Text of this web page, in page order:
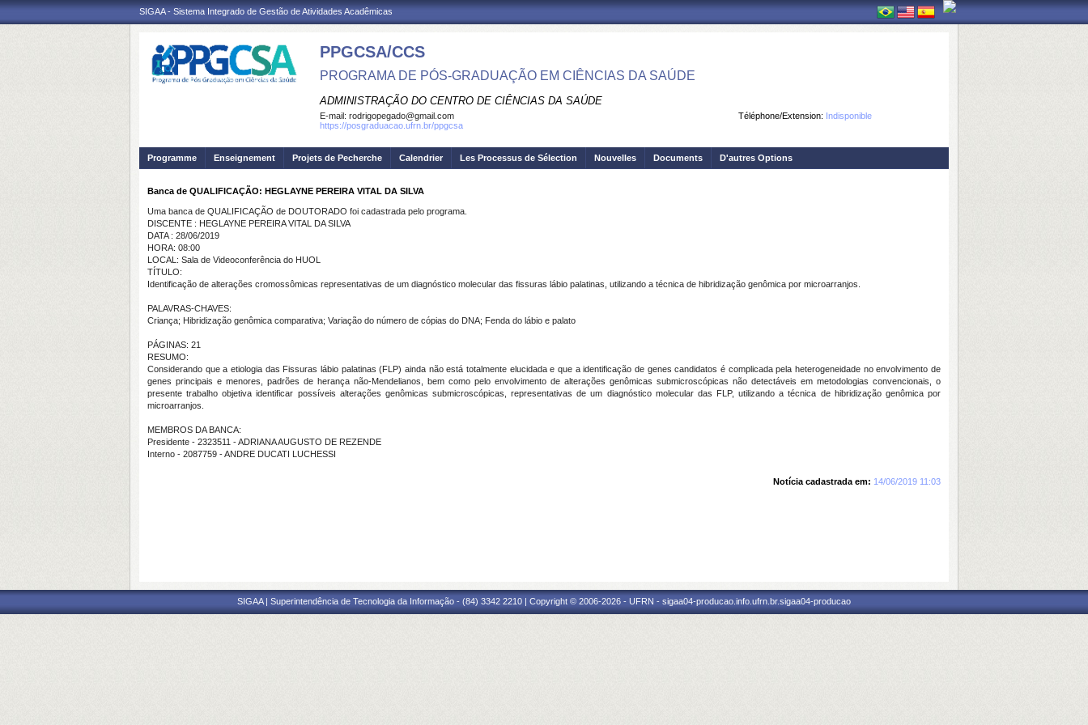
SIGAA - Sistema Integrado de Gestão de Atividades Acadêmicas
PPGCSA/CCS
PROGRAMA DE PÓS-GRADUAÇÃO EM CIÊNCIAS DA SAÚDE
ADMINISTRAÇÃO DO CENTRO DE CIÊNCIAS DA SAÚDE
Téléphone/Extension: Indisponible
E-mail: rodrigopegado@gmail.com
https://posgraduacao.ufrn.br/ppgcsa
Programme Enseignement Projets de Pecherche Calendrier Les Processus de Sélection Nouvelles Documents D'autres Options
Banca de QUALIFICAÇÃO: HEGLAYNE PEREIRA VITAL DA SILVA
Uma banca de QUALIFICAÇÃO de DOUTORADO foi cadastrada pelo programa.
DISCENTE : HEGLAYNE PEREIRA VITAL DA SILVA
DATA : 28/06/2019
HORA: 08:00
LOCAL: Sala de Videoconferência do HUOL
TÍTULO:
Identificação de alterações cromossômicas representativas de um diagnóstico molecular das fissuras lábio palatinas, utilizando a técnica de hibridização genômica por microarranjos.
PALAVRAS-CHAVES:
Criança; Hibridização genômica comparativa; Variação do número de cópias do DNA; Fenda do lábio e palato
PÁGINAS: 21
RESUMO:
Considerando que a etiologia das Fissuras lábio palatinas (FLP) ainda não está totalmente elucidada e que a identificação de genes candidatos é complicada pela heterogeneidade no envolvimento de
genes principais e menores, padrões de herança não-Mendelianos, bem como pelo envolvimento de alterações genômicas submicroscópicas não detectáveis em metodologias convencionais, o
presente trabalho objetiva identificar possíveis alterações genômicas submicroscópicas, representativas de um diagnóstico molecular das FLP, utilizando a técnica de hibridização genômica por
microarranjos.
MEMBROS DA BANCA:
Presidente - 2323511 - ADRIANA AUGUSTO DE REZENDE
Interno - 2087759 - ANDRE DUCATI LUCHESSI
Notícia cadastrada em: 14/06/2019 11:03
SIGAA | Superintendência de Tecnologia da Informação - (84) 3342 2210 | Copyright © 2006-2026 - UFRN - sigaa04-producao.info.ufrn.br.sigaa04-producao